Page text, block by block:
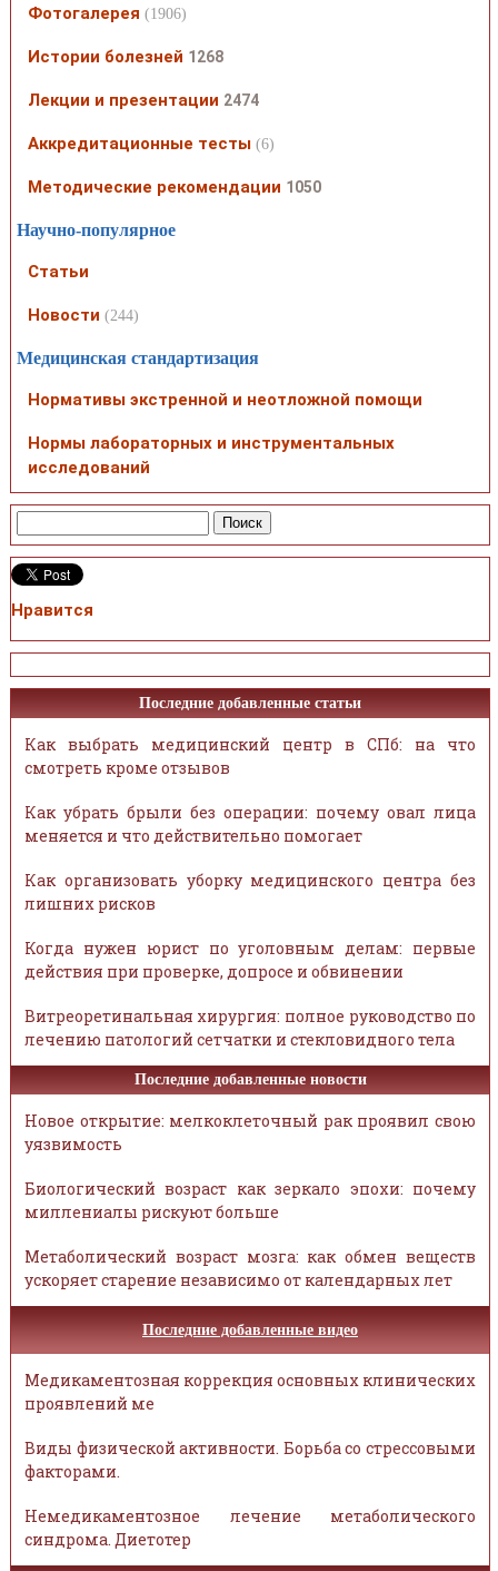
Фотогалерея (1906)
Истории болезней 1268
Лекции и презентации 2474
Аккредитационные тесты (6)
Методические рекомендации 1050
Научно-популярное
Статьи
Новости (244)
Медицинская стандартизация
Нормативы экстренной и неотложной помощи
Нормы лабораторных и инструментальных
исследований
Нравится
Последние добавленные статьи
Как выбрать медицинский центр в СПб: на что
смотреть кроме отзывов
Как убрать брыли без операции: почему овал лица
меняется и что действительно помогает
Как организовать уборку медицинского центра без
лишних рисков
Когда нужен юрист по уголовным делам: первые
действия при проверке, допросе и обвинении
Витреоретинальная хирургия: полное руководство по
лечению патологий сетчатки и стекловидного тела
Последние добавленные новости
Новое открытие: мелкоклеточный рак проявил свою
уязвимость
Биологический возраст как зеркало эпохи: почему
миллениалы рискуют больше
Метаболический возраст мозга: как обмен веществ
ускоряет старение независимо от календарных лет
Последние добавленные видео
Медикаментозная коррекция основных клинических
проявлений ме
Виды физической активности. Борьба со стрессовыми
факторами.
Немедикаментозное лечение метаболического
синдрома. Диетотер